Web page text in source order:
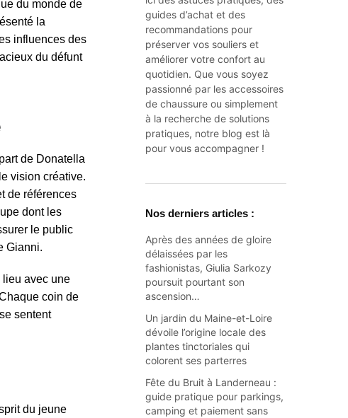
du monde de
la
influences des
du défunt
de Donatella
vision créative.
de références
dont les
le public
Gianni.
lieu avec une
coin de
sentent
du jeune
guides d’achat et des
recommandations pour
préserver vos souliers et
améliorer votre confort au
quotidien. Que vous soyez
passionné par les accessoires
de chaussure ou simplement
à la recherche de solutions
pratiques, notre blog est là
pour vous accompagner !
Nos derniers articles :
Après des années de gloire
délaissées par les
fashionistas, Giulia Sarkozy
poursuit pourtant son
ascension…
Un jardin du Maine-et-Loire
dévoile l’origine locale des
plantes tinctoriales qui
colorent ses parterres
Fête du Bruit à Landerneau :
guide pratique pour parkings,
camping et paiement sans